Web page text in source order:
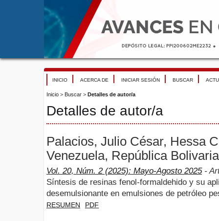
INICIO ACERCA DE INICIAR SESIÓN BUSCAR
Inicio > Buscar > Detalles de autor/a
Detalles de autor/a
Palacios, Julio César, Hessa
Venezuela, República
Vol. 20, Núm. 2 (2025): Mayo-Agosto 2025-
Síntesis de resinas fenol-formaldehido y su
desemulsionante en emulsiones de petróleo
RESUMEN PDF